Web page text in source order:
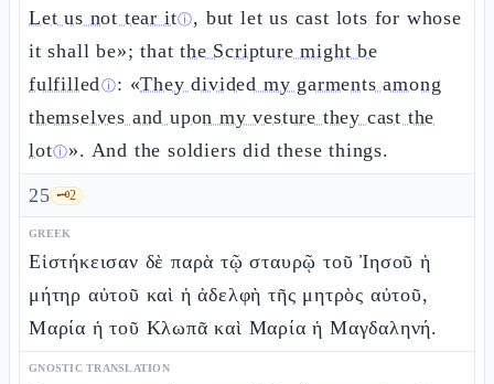
Let us not tear itⓘ, but let us cast lots for whose
it shall be»; thatthe Scripture might be
fulfilledⓘ: «They divided my garments among
themselves and upon my vesture they cast the
lotⓘ». And the soldiers did these things.
25 🗝️2
GREEK
Εἱστήκεισαν δὲ παρὰ τῷ σταυρῷ τοῦ Ἰησοῦ ἡ
μήτηρ αὐτοῦ καὶ ἡ ἀδελφὴ τῆς μητρὸς αὐτοῦ,
Μαρία ἡ τοῦ Κλωπᾶ καὶ Μαρία ἡ Μαγδαληνή.
GNOSTIC TRANSLATION